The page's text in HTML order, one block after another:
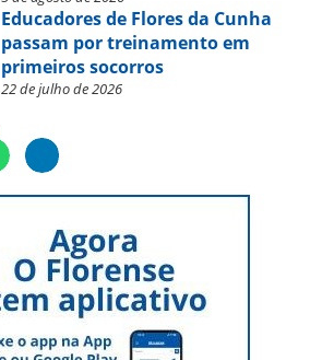
Educadores de Flores da Cunha
passam por treinamento em
primeiros socorros
22 de julho de 2026